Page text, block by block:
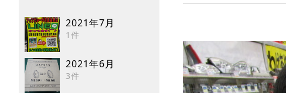
2021年7月
1件
2021年6月
3件